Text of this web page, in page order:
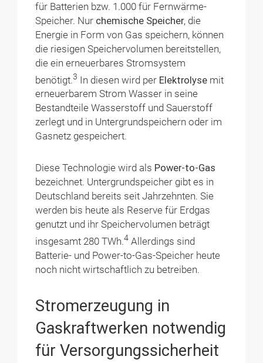
für Batterien bzw. 1.000 für Fernwärme-
Speicher. Nur chemische Speicher, die
Energie in Form von Gas speichern, können
die riesigen Speichervolumen bereitstellen,
die ein erneuerbares Stromsystem
benötigt.3 In diesen wird per Elektrolyse mit
erneuerbarem Strom Wasser in seine
Bestandteile Wasserstoff und Sauerstoff
zerlegt und in Untergrundspeichern oder im
Gasnetz gespeichert.
Diese Technologie wird als Power-to-Gas
bezeichnet. Untergrundspeicher gibt es in
Deutschland bereits seit Jahrzehnten. Sie
werden bis heute als Reserve für Erdgas
genutzt und ihr Speichervolumen beträgt
insgesamt 280 TWh.4 Allerdings sind
Batterie- und Power-to-Gas-Speicher heute
noch nicht wirtschaftlich zu betreiben.
Stromerzeugung in
Gaskraftwerken notwendig
für Versorgungssicherheit